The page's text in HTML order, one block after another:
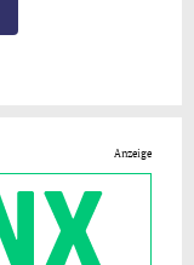
Anzeige